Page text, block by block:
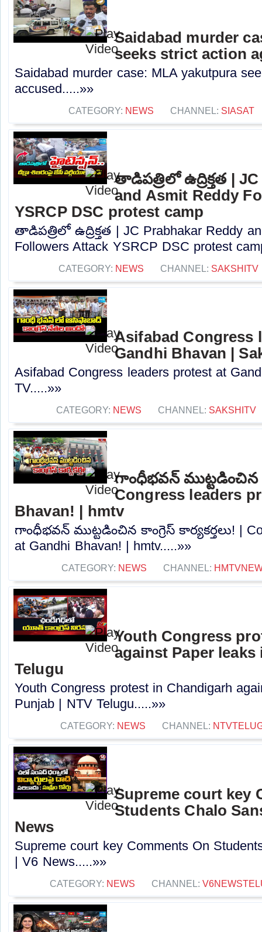
Saidabad murder
seeks strict action
Saidabad murder case: MLA yakutpura
accused.....»»
CATEGORY: NEWS CHANNEL: SIASAT
తాడిపత్రిలో ఉద్రిక్తత |
and Asmit Reddy
YSRCP DSC protest camp
తాడిపత్రిలో ఉద్రిక్తత | JC Prabhakar Reddy
Followers Attack YSRCP DSC protest
CATEGORY: NEWS CHANNEL: SAKSHITV
Asifabad Congress
Gandhi Bhavan |
Asifabad Congress leaders protest at
TV.....»»
CATEGORY: NEWS CHANNEL: SAKSHITV
గాంధీభవన్ ముట్టడించిన
Congress leaders
Bhavan! | hmtv
గాంధీభవన్ ముట్టడించిన కాంగ్రెస్ కార్యకర్తలు! |
at Gandhi Bhavan! | hmtv.....»»
CATEGORY: NEWS CHANNEL:
Youth Congress
against Paper leaks
Telugu
Youth Congress protest in Chandigarh
Punjab | NTV Telugu.....»»
CATEGORY: NEWS CHANNEL:
Supreme court key
Students Chalo
News
Supreme court key Comments On
| V6 News.....»»
CATEGORY: NEWS CHANNEL: